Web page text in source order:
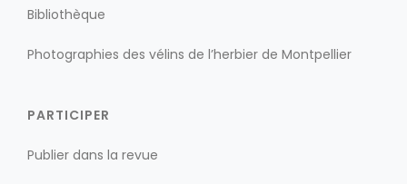
Bibliothèque
Photographies des vélins de l’herbier de Montpellier
PARTICIPER
Publier dans la revue